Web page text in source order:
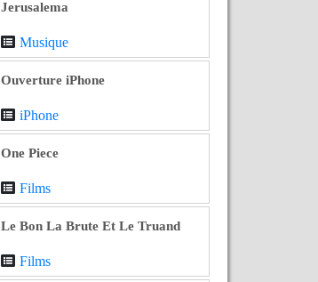
Jerusalema
Musique
Ouverture iPhone
iPhone
One Piece
Films
Le Bon La Brute Et Le Truand
Films